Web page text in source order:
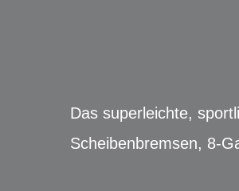
Das superleichte,
Scheibenbremsen, 8-